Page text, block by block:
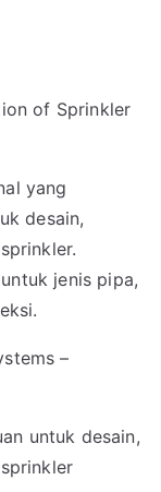
of Sprinkler
yang
desain,
jenis pipa,
–
untuk desain,